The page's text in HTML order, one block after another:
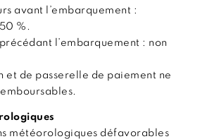
avant l’embarquement :
%.
précédant l’embarquement : non
et de passerelle de paiement ne
météorologiques défavorables